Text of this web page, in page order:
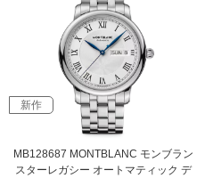
新作
MB128687 MONTBLANC モンブラン
スターレガシー オートマティック デ